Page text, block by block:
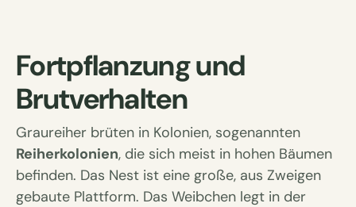
Fortpflanzung und
Brutverhalten
Graureiher brüten in Kolonien, sogenannten
Reiherkolonien, die sich meist in hohen Bäumen
befinden. Das Nest ist eine große, aus Zweigen
gebaute Plattform. Das Weibchen legt in der